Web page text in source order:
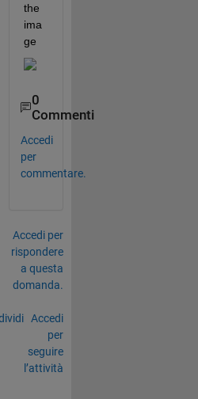
the
ima
ge
0
Commenti
Accedi
per
commentare.
Accedi per
rispondere
a questa
domanda.
Accedi
per
seguire
l’attività